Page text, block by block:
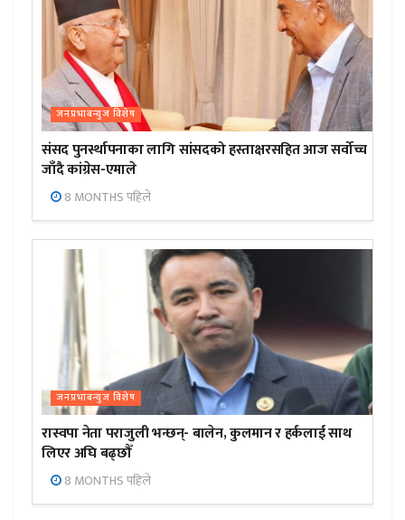
जनप्रभाबन्युज विशेष
संसद पुनर्स्थापनाका लागि सांसदको हस्ताक्षरसहित आज सर्वोच्च
जाँदै कांग्रेस-एमाले
8 MONTHS पहिले
जनप्रभाबन्युज विशेष
रास्वपा नेता पराजुली भन्छन्- बालेन, कुलमान र हर्कलाई साथ
लिएर अघि बढ्छौँ
8 MONTHS पहिले